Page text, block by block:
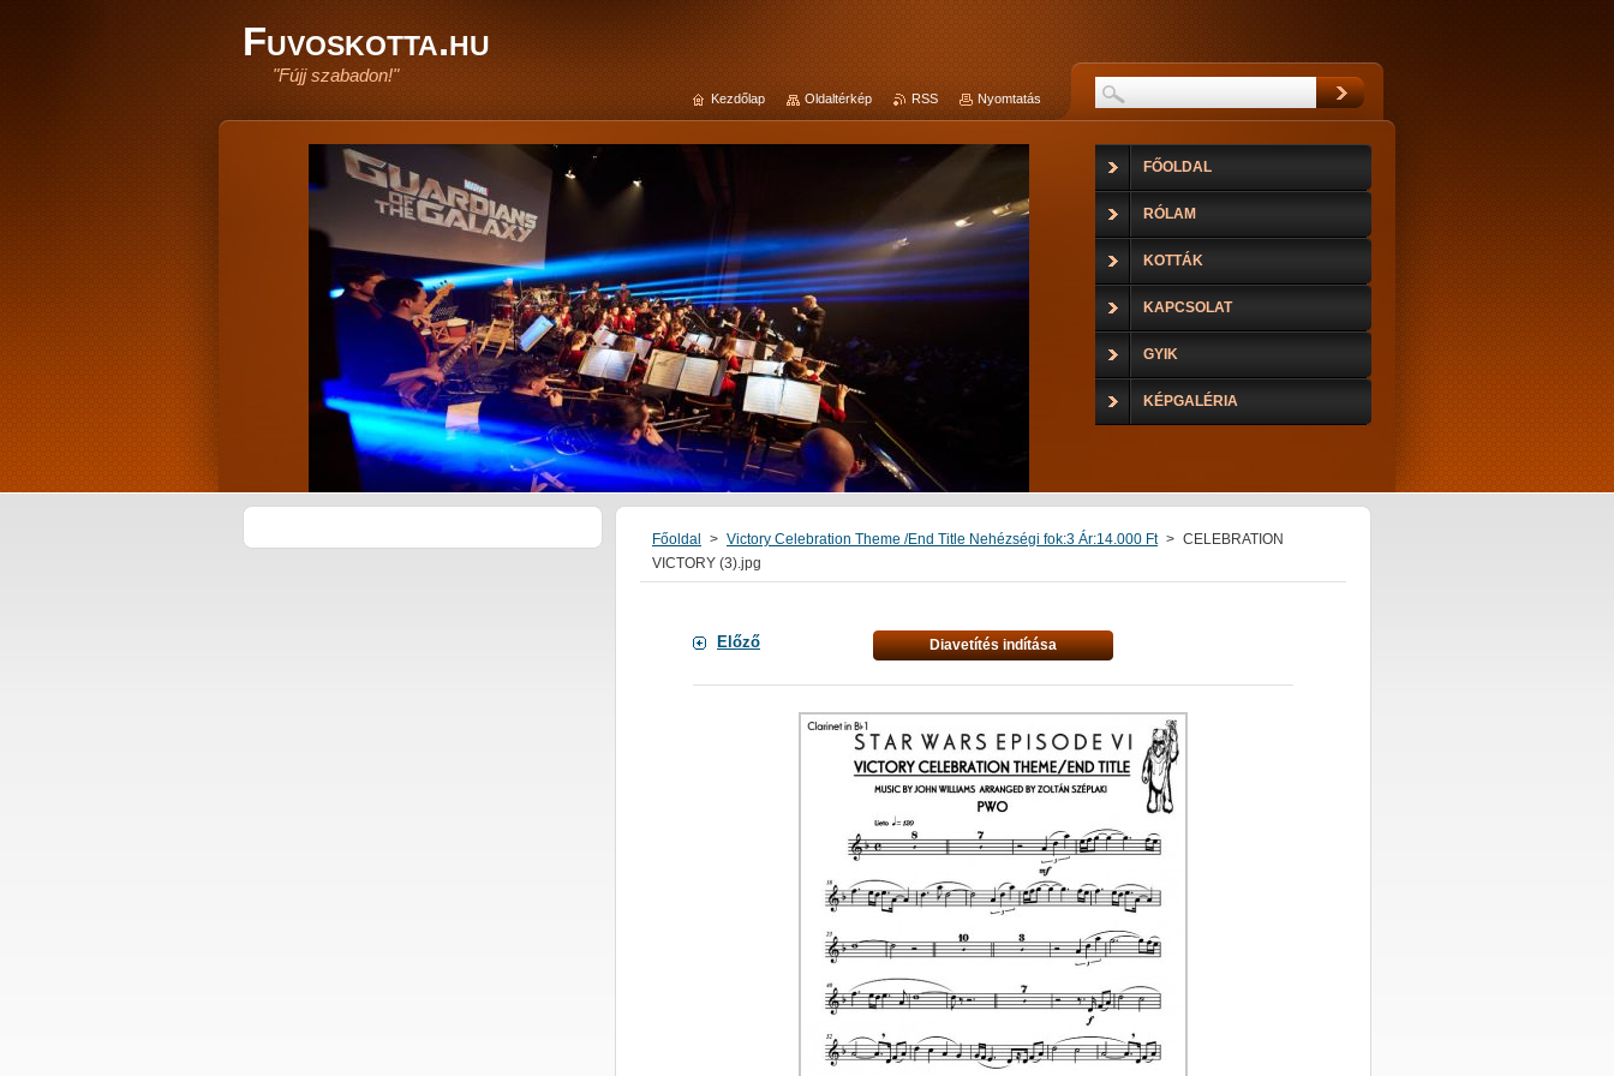
Fuvoskotta.hu
"Fújj szabadon!"
Főoldal > Victory Celebration Theme /End Title Nehézségi fok:3 Ár:14.000 Ft > CELEBRATION
VICTORY (3).jpg
Előző Diavetítés indítása
FŐOLDAL
RÓLAM
KOTTÁK
KAPCSOLAT
GYIK
KÉPGALÉRIA
Kezdőlap Oldaltérkép RSS Nyomtatás